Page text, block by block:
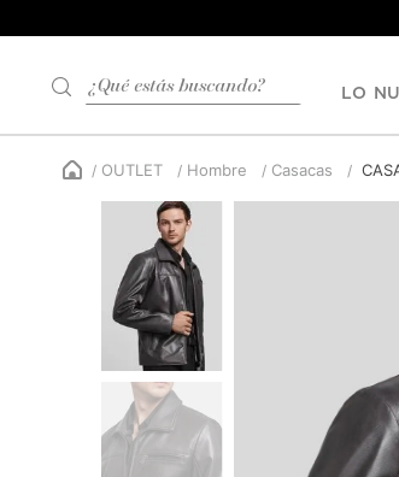
LO
OUTLET Hombre Casacas